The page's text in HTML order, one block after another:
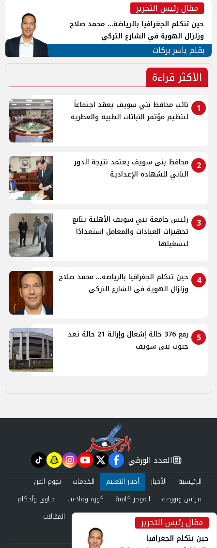
مقال رئيس التحرير
حين تتكلم الجغرافيا بالرياضة... محمد صلاح
وزلزال الهوية في الشارع التركي
بقلم ياسر بركات
الأكثر قراءة
1
نائب محافظ بني سويف يعقد اجتماعاً
لتنظيم مؤتمر النباتات الطبية والعطرية
2
محافظ بنى سويف يعتمد نتيجة الدور
الثاني للشهادة الإعدادية
3
رئيس جامعة بني سويف الأهلية يتابع
تجهيزات العيادات والمعامل استعدادًا
لتشغيلها
4
حين تتكلم الجغرافيا بالرياضة... محمد صلاح
وزلزال الهوية في الشارع التركي
5
رفع 376 حالة إشغال وإزالة 21 حالة تعد
جنوب بنى سويف
مقال رئيس التحرير
حين تتكلم الجغرافيا
newspaper
العدد الورقي facebook
twitter
youtube
instagram
snapchat
tiktok
الرئيسية الأخبار أخبار التعليم الخدمات
نجوم الفن
بيزنس وبورصة
الموجز كافية كورة وملاعب
فتاوى وأحكام
صحة وجمال
عرب وعالم حوادث ومحاكم
المقالات
العدد الورقي